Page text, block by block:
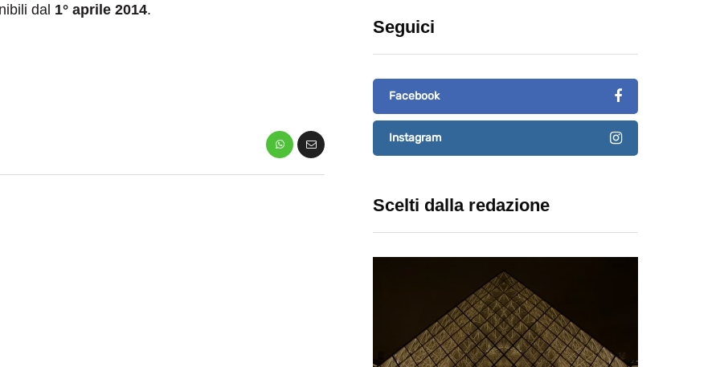
dal 1° aprile 2014.
Seguici
Facebook
Instagram
Scelti dalla redazione